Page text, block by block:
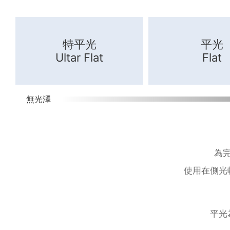
特平光
Ultar Flat
平光
Flat
無光澤
為
使用在側
平光